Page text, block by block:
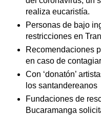
realiza eucaristía.
Personas de bajo
restricciones en
Recomendaciones
en caso de
Con ‘donatón’
los santandereanos
Fundaciones de
Bucaramanga